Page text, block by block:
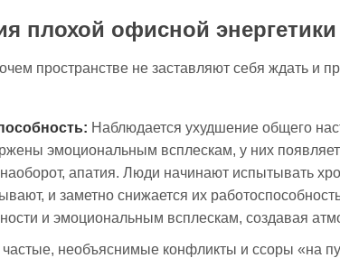
плохой офисной энергетики
пространстве не заставляют себя ждать и
Наблюдается ухудшение общего
эмоциональным всплескам, у них
апатия. Люди начинают испытывать
и заметно снижается их
и эмоциональным всплескам, создавая
частые, необъяснимые конфликты и ссоры «на